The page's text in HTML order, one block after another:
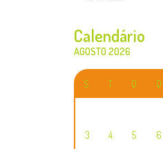
Calendário
AGOSTO 2026
S T Q Q
3 4 5 6